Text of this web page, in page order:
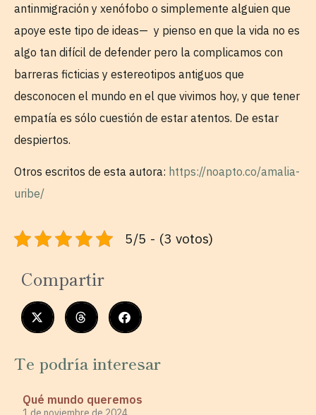
antinmigración y xenófobo o simplemente alguien que
apoye este tipo de ideas— y pienso en que la vida no es
algo tan difícil de defender pero la complicamos con
barreras ficticias y estereotipos antiguos que
desconocen el mundo en el que vivimos hoy, y que tener
empatía es sólo cuestión de estar atentos. De estar
despiertos.
Otros escritos de esta autora: https://noapto.co/amalia-
uribe/
5/5 - (3 votos)
Compartir
Te podría interesar
Qué mundo queremos